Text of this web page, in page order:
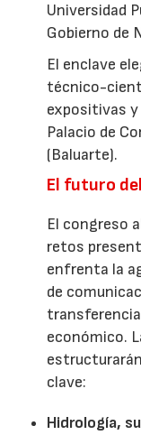
Universidad
Gobierno de
El enclave
técnico-
expositivas
Palacio de
(Baluarte).
El futuro
El congreso
retos
enfrenta la
de
económico.
clave:
Hidrología,